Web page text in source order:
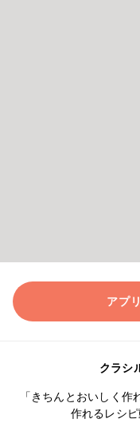
アプ
クラシ
「きちんとおいしく
作れるレシ